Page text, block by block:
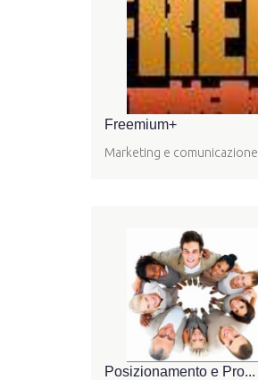
Freemium+
Marketing e comunicazione
Posizionamento e Pro...